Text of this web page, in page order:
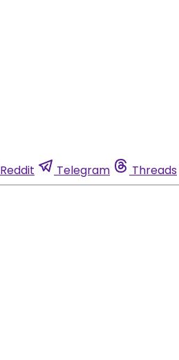
Reddit Telegram Threads